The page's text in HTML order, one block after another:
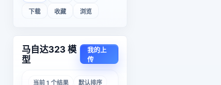
下载 收藏 浏览
马自达323 模
型
我的上
传
当前 1 个结果
默认排序